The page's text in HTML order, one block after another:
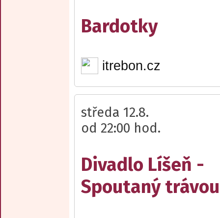
Bardotky
itrebon.cz
středa 12.8.
od 22:00 hod.
Divadlo Líšeň -
Spoutaný trávou